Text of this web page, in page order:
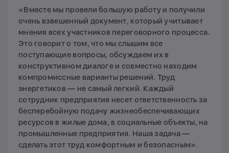
«Вместе мы провели большую работу и получили
очень взвешенный документ, который учитывает
мнения всех участников переговорного процесса.
Это говорит о том, что мы слышим все
поступающие вопросы, обсуждаем их в
конструктивном диалоге и совместно находим
компромиссные варианты решений. Труд
энергетиков — не самый легкий. Каждый
сотрудник предприятия несет ответственность за
бесперебойную подачу жизнеобеспечивающих
ресурсов в жилые дома, в социальные объекты, на
промышленные предприятия. Наша задача —
сделать этот труд комфортным и безопасным».